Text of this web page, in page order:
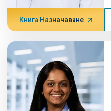
Книга Назначаване